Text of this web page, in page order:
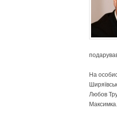
На
Любов
Максимка.